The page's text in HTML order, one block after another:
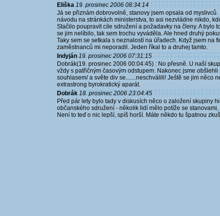
Eliška 19. prosinec 2006 08:34:14
Já se přiznám dobrovolně, stanovy jsem opsala od
návodu na stránkách ministerstva, to asi nezvládne nikdo,
Stačilo poupravit cíle sdružení a požadavky na členy. A bylo
se jim nelíbilo, tak sem trochu vyváděla. Ale hned druhý
Taky sem se setkala s neznalostí na úřadech. Když jsem na
zaměstnanců mi neporadil. Jeden říkal to a druhej tamto.
Indyján 19. prosinec 2006 07:31:15
Dobrák(19. prosinec 2006 00:04:45) : No přesně. U naší
vždy s patřičným časovým odstupem. Nakonec jsme
souhlasem/ a světe div se.......neschválili! Ještě se jim něco
extrastrong byrokratický aparát.
Dobrák 18. prosinec 2006 23:04:45
Před pár lety bylo tady v diskusích něco o založení skupiny
občanského sdružení - několik lidí mělo potíže se
Není to teď o nic lepší, spíš horší. Máte někdo tu špatnou